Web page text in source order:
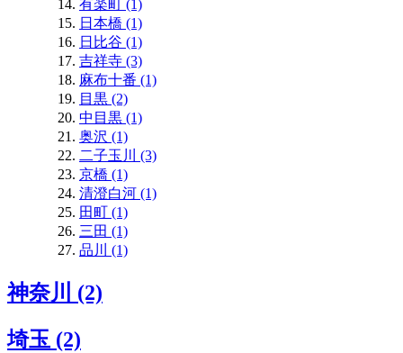
有楽町 (1)
日本橋 (1)
日比谷 (1)
吉祥寺 (3)
麻布十番 (1)
目黒 (2)
中目黒 (1)
奥沢 (1)
二子玉川 (3)
京橋 (1)
清澄白河 (1)
田町 (1)
三田 (1)
品川 (1)
神奈川 (2)
埼玉 (2)